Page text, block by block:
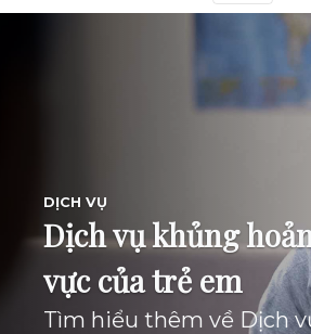
DỊCH VỤ
Dịch vụ khủng
vực của trẻ em
Tìm hiểu thêm về Dịch